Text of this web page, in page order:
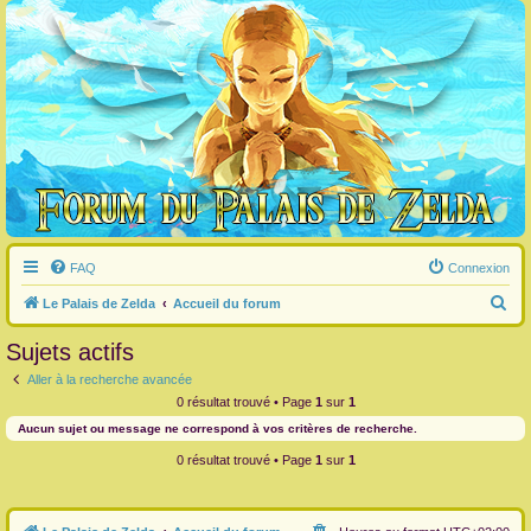
FAQ Connexion
Le Palais de Zelda Accueil du forum
e
e
r
Sujets actifs
Aller à la recherche avancée
0 résultat trouvé • Page 1 sur 1
Aucun sujet ou message ne correspond à vos critères de recherche.
0 résultat trouvé • Page 1 sur 1